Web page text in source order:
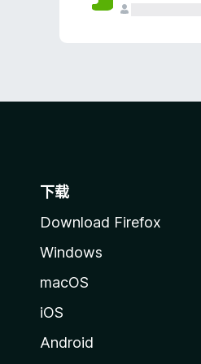
下载
Download Firefox
Windows
macOS
iOS
Android